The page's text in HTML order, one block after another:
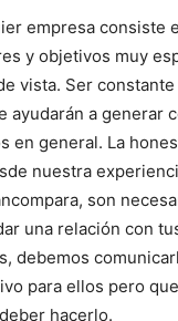
empresa consiste
y objetivos muy
vista. Ser
ayudarán a generar
en general. La
nuestra
son
una relación con
debemos
para ellos pero
hacerlo.